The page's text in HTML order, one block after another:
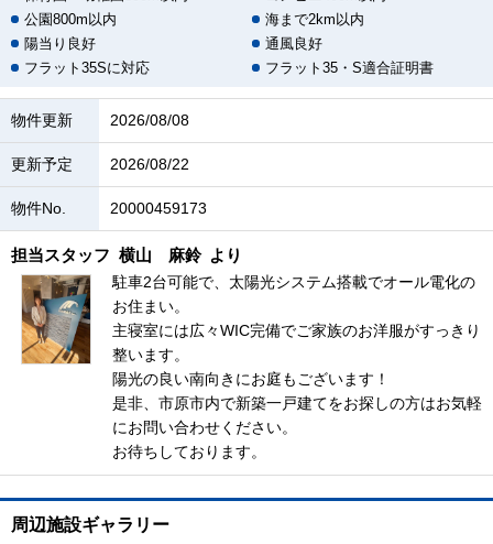
公園800m以内
海まで2km以内
陽当り良好
通風良好
フラット35Sに対応
フラット35・S適合証明書
物件更新 2026/08/08
更新予定 2026/08/22
物件No. 20000459173
担当スタッフ 横山 麻鈴 より
駐車2台可能で、太陽光システム搭載でオール電化の
お住まい。
主寝室には広々WIC完備でご家族のお洋服がすっきり
整います。
陽光の良い南向きにお庭もございます！
是非、市原市内で新築一戸建てをお探しの方はお気軽
にお問い合わせください。
お待ちしております。
周辺施設ギャラリー